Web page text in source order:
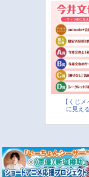
【くじ
に見え